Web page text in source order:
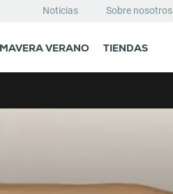
Noticias Sobre nosotros
VERANO TIENDAS